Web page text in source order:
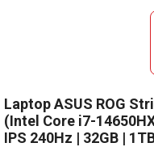
Laptop ASUS ROG
(Intel Core i7-
IPS 240Hz | 32GB |